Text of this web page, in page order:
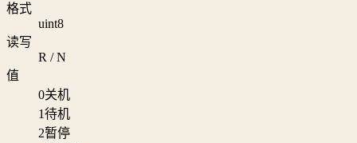
格式
uint8
读写
R / N
值
0关机
1待机
2暂停